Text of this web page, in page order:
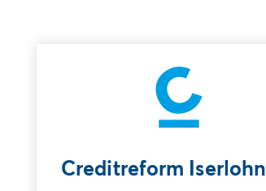
Creditreform Iserlohn